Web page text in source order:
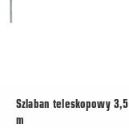
Szlaban teleskopowy
m